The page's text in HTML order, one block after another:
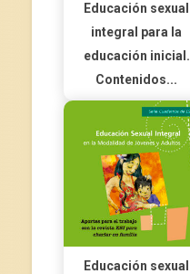
Educación sexual
integral para la
educación inicial.
Contenidos...
Educación sexual